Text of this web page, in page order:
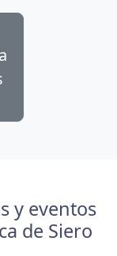
y eventos
de Siero